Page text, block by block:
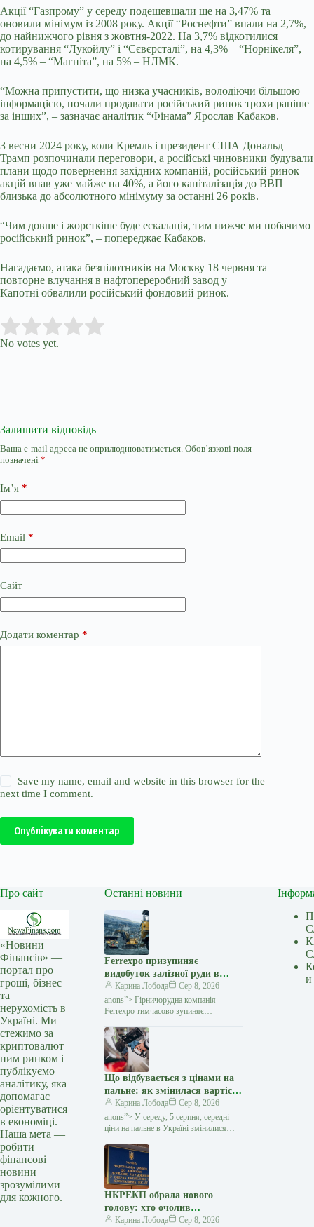
Акції “Газпрому” у середу подешевшали ще на 3,47% та
оновили мінімум із 2008 року. Акції “Роснефти” впали на 2,7%,
до найнижчого рівня з жовтня-2022. На 3,7% відкотилися
котирування “Лукойлу” і “Сєвєрсталі”, на 4,3% – “Норнікеля”,
на 4,5% – “Магніта”, на 5% – НЛМК.
“Можна припустити, що низка учасників, володіючи більшою
інформацією, почали продавати російський ринок трохи раніше
за інших”, – зазначає аналітик “Фінама” Ярослав Кабаков.
З весни 2024 року, коли Кремль і президент США Дональд
Трамп розпочинали переговори, а російські чиновники будували
плани щодо повернення західних компаній, російський ринок
акцій впав уже майже на 40%, а його капіталізація до ВВП
близька до абсолютного мінімуму за останні 26 років.
“Чим довше і жорсткіше буде ескалація, тим нижче ми побачимо
російський ринок”, – попереджає Кабаков.
Нагадаємо, атака безпілотників на Москву 18 червня та
повторне влучання в нафтопереробний завод у
Капотні обвалили російський фондовий ринок.
Rate this item:
No votes yet.
Залишити відповідь
Ваша e-mail адреса не оприлюднюватиметься. Обов’язкові поля
позначені *
Ім’я *
Email *
Сайт
Додати коментар *
Save my name, email and website in this browser for the
next time I comment.
Опублікувати коментар
Про сайт
«Новини
Фінансів» —
портал про
гроші, бізнес
та
нерухомість в
Україні. Ми
стежимо за
криптовалют
ним ринком і
публікуємо
аналітику, яка
допомагає
орієнтуватися
в економіці.
Наша мета —
робити
фінансові
новини
зрозумілими
для кожного.
Останні новини
Ferrexpo призупиняє
видобуток залізної руди в
Україні через проблеми з
експортом — Мінфін
Карина Лобода
Сер 8, 2026
anons”> Гірничорудна компанія
Ferrexpo тимчасово зупиняє
продукції на своїх українських
підприємствах. Причиною стали
проблеми
Що відбувається з цінами на
пальне: як змінилася вартість
бензину, дизеля та газу 5
серпня — Мінфін
Карина Лобода
Сер 8, 2026
anons”> У середу, 5 серпня, середні
ціни на пальне в Україні змінилися
подешевшав на 1 копійку за літр,
бензин А-95, А-92…
НКРЕКП обрала нового
голову: хто очолив
регулятора — Мінфін
Карина Лобода Сер 8, 2026
и